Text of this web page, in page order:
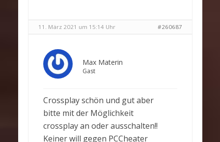
11. März 2021 um 15:14 Uhr #260687
Max Materin
Gast
Crossplay schön und gut aber
bitte mit der Möglichkeit
crossplay an oder ausschalten!!
Keiner will gegen PCCheater